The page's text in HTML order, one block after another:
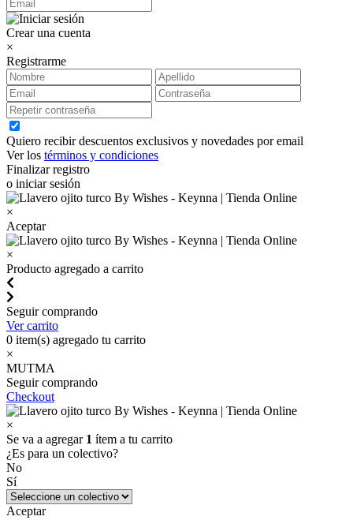
Crear una cuenta
×
Registrarme
Quiero recibir descuentos exclusivos y novedades por email
Ver los términos y condiciones
Finalizar registro
o iniciar sesión
×
Aceptar
×
Producto agregado a carrito
Seguir comprando
Ver carrito
0 item(s) agregado tu carrito
×
MUTMA
Seguir comprando
Checkout
×
Se va a agregar 1 ítem a tu carrito
¿Es para un colectivo?
No
Sí
Aceptar